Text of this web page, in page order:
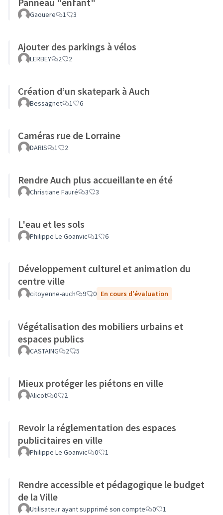
Gaouere 1 3
Ajouter des parkings à vélos
LERBEY 2 2
Création d’un skatepark à Auch
Bessagnet 1 6
Caméras rue de Lorraine
DARIS 1 2
Rendre Auch plus accueillante en été
Christiane Fauré 3 3
L'eau et les sols
Philippe Le Goanvic 1 6
Développement culturel et animation du
centre ville
citoyenne-auch 9 0 En cours d'évaluation
Végétalisation des mobiliers urbains et
espaces publics
CASTAING 2 5
Mieux protéger les piétons en ville
Alicot 0 2
Revoir la réglementation des espaces
publicitaires en ville
Philippe Le Goanvic 0 1
Rendre accessible et pédagogique le budget
de la Ville
Utilisateur ayant supprimé son compte 0 1